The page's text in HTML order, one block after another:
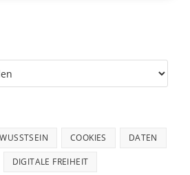
COOKIES DATEN
DIGITALE FREIHEIT